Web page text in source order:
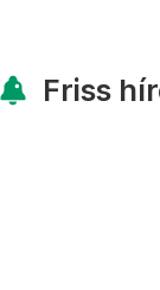
Friss